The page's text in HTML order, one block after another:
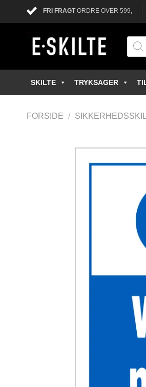
FRI FRAGTORDRE OVER 599,-
SKILTE TRYKSAGER
FORSIDE /